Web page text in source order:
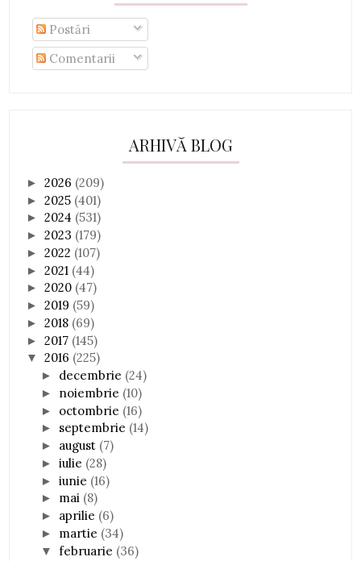
Postări
Comentarii
ARHIVĂ BLOG
►2026 (209)
►2025 (401)
►2024 (531)
►2023 (179)
►2022 (107)
►2021 (44)
►2020 (47)
►2019 (59)
►2018 (69)
►2017 (145)
▼2016 (225)
► decembrie (24)
► noiembrie (10)
► octombrie (16)
► septembrie (14)
► august (7)
►iulie (28)
►iunie (16)
► mai (8)
► aprilie (6)
► martie (34)
▼februarie (36)